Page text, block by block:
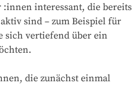
interessant, die bereits
sind – zum Beispiel für
sich vertiefend über ein
die zunächst einmal